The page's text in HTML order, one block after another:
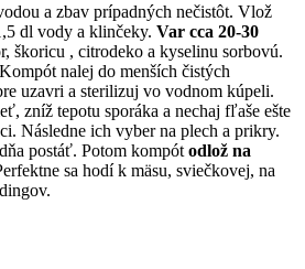
a zbav prípadných nečistôt. Vlož
dl vody a klinčeky. Var cca 20-30
škoricu , citrodeko a kyselinu sorbovú.
nalej do menších čistých
uzavri a sterilizuj vo vodnom kúpeli.
zníž tepotu sporáka a nechaj fľaše ešte
Následne ich vyber na plech a prikry.
postáť. Potom kompót odlož na
sa hodí k mäsu, sviečkovej, na